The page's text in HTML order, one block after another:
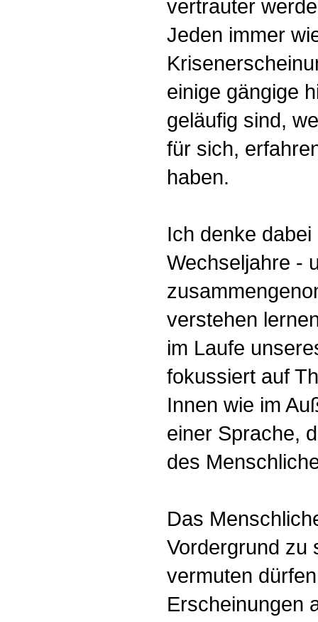
vertrauter
Jeden immer
einige gängige
geläufig sind,
für sich,
haben.
Ich denke
Wechseljahre -
verstehen
im Laufe
fokussiert auf
Innen wie im
einer Sprache,
des
Das
Vordergrund zu
vermuten
Erscheinungen